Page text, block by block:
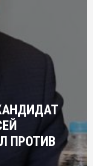
ПРОТИВ